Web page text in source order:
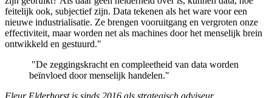
feitelijk ook, subjectief zijn. Data tekenen als het ware voor een
nieuwe industrialisatie. Ze brengen vooruitgang en vergroten onze
effectiviteit, maar worden net als machines door het menselijk brein
ontwikkeld en gestuurd."
"De zeggingskracht en compleetheid van data worden
beïnvloed door menselijk handelen."